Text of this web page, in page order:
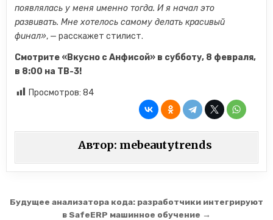
появлялась у меня именно тогда. И я начал это
развивать. Мне хотелось самому делать красивый
финал», — расскажет стилист.
Смотрите «Вкусно с Анфисой» в субботу, 8 февраля,
в 8:00 на ТВ-3!
Просмотров: 84
Автор: mebeautytrends
Навигация по записям
Будущее анализатора кода: разработчики интегрируют
в SafeERP машинное обучение →